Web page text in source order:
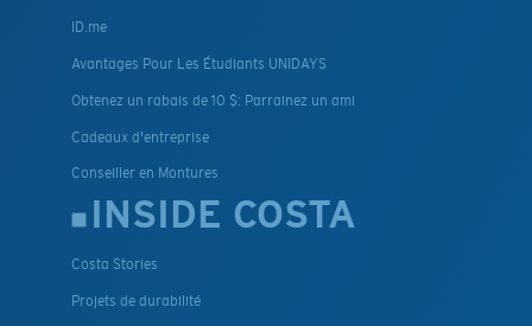
ID.me
Avantages Pour Les Étudiants UNIDAYS
Obtenez un rabais de 10 $: Parrainez un ami
Cadeaux d'entreprise
Conseiller en Montures
INSIDE COSTA
Costa Stories
Projets de durabilité